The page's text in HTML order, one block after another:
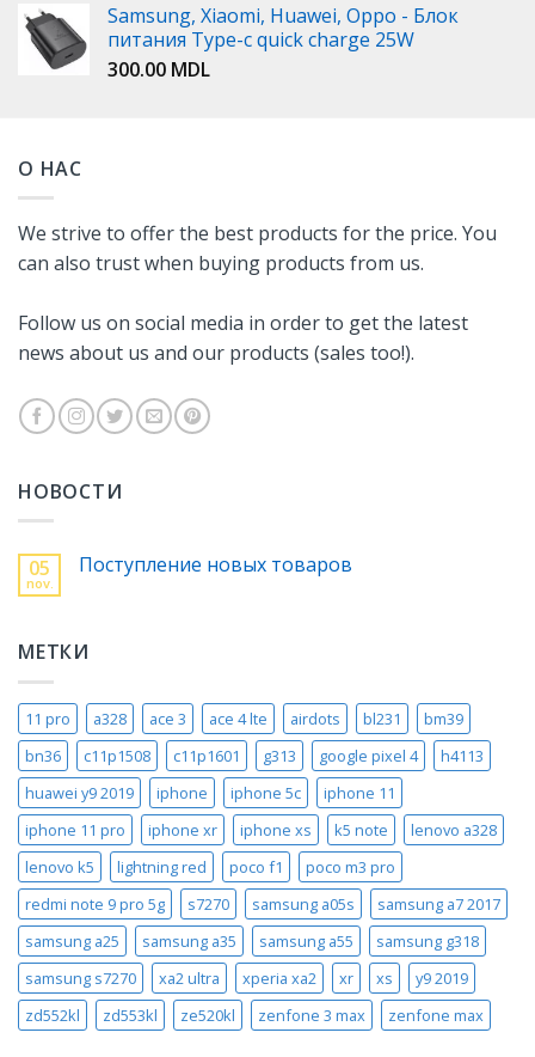
Samsung, Xiaomi, Huawei, Oppo - Блок
питания Type-c quick charge 25W
300.00 MDL
О НАС
We strive to offer the best products for the price. You
can also trust when buying products from us.
Follow us on social media in order to get the latest
news about us and our products (sales too!).
НОВОСТИ
05
nov.
Поступление новых товаров
МЕТКИ
11 pro a328 ace 3 ace 4 lte airdots bl231
bm39
bn36
c11p1508 c11p1601 g313 google pixel 4
h4113
huawei y9 2019
iphone iphone 5c
iphone 11
iphone 11 pro
iphone xr iphone xs k5 note
lenovo a328
lenovo k5
lightning red poco f1
poco m3 pro
redmi note 9 pro 5g
s7270 samsung a05s
samsung a7 2017
samsung a25
samsung a35 samsung a55
samsung g318
samsung s7270
xa2 ultra xperia xa2 xr xs
y9 2019
zd552kl
zd553kl ze520kl zenfone 3 max zenfone max